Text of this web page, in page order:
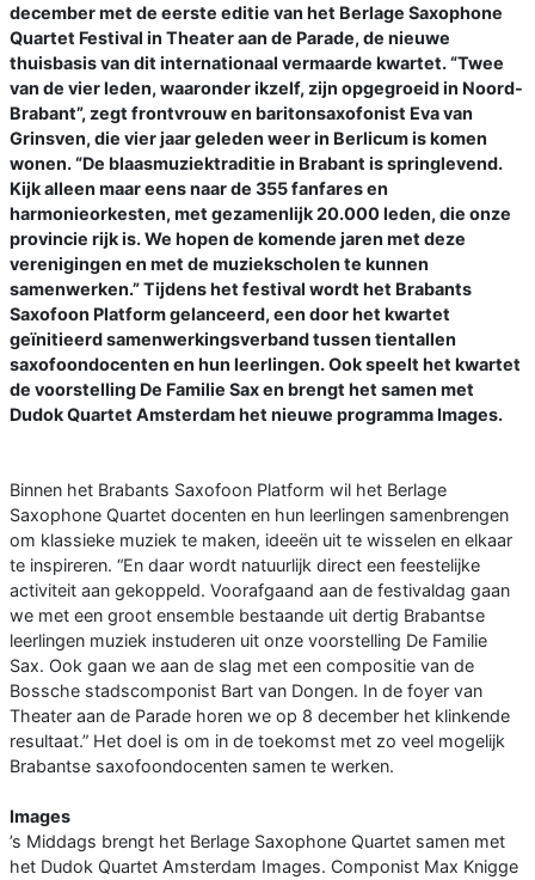
december met de eerste editie van het Berlage Saxophone
Quartet Festival in Theater aan de Parade, de nieuwe
thuisbasis van dit internationaal vermaarde kwartet. “Twee
van de vier leden, waaronder ikzelf, zijn opgegroeid in Noord-
Brabant”, zegt frontvrouw en baritonsaxofonist Eva van
Grinsven, die vier jaar geleden weer in Berlicum is komen
wonen. “De blaasmuziektraditie in Brabant is springlevend.
Kijk alleen maar eens naar de 355 fanfares en
harmonieorkesten, met gezamenlijk 20.000 leden, die onze
provincie rijk is. We hopen de komende jaren met deze
verenigingen en met de muziekscholen te kunnen
samenwerken.” Tijdens het festival wordt het Brabants
Saxofoon Platform gelanceerd, een door het kwartet
geïnitieerd samenwerkingsverband tussen tientallen
saxofoondocenten en hun leerlingen. Ook speelt het kwartet
de voorstelling De Familie Sax en brengt het samen met
Dudok Quartet Amsterdam het nieuwe programma Images.
Binnen het Brabants Saxofoon Platform wil het Berlage
Saxophone Quartet docenten en hun leerlingen samenbrengen
om klassieke muziek te maken, ideeën uit te wisselen en elkaar
te inspireren. “En daar wordt natuurlijk direct een feestelijke
activiteit aan gekoppeld. Voorafgaand aan de festivaldag gaan
we met een groot ensemble bestaande uit dertig Brabantse
leerlingen muziek instuderen uit onze voorstelling De Familie
Sax. Ook gaan we aan de slag met een compositie van de
Bossche stadscomponist Bart van Dongen. In de foyer van
Theater aan de Parade horen we op 8 december het klinkende
resultaat.” Het doel is om in de toekomst met zo veel mogelijk
Brabantse saxofoondocenten samen te werken.
Images
’s Middags brengt het Berlage Saxophone Quartet samen met
het Dudok Quartet Amsterdam Images. Componist Max Knigge